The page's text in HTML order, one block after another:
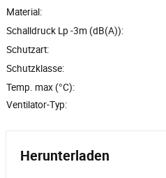
Material:
Schalldruck Lp -3m (dB(A)):
Schutzart:
Schutzklasse:
Temp. max (°C):
Ventilator-Typ:
Herunterladen